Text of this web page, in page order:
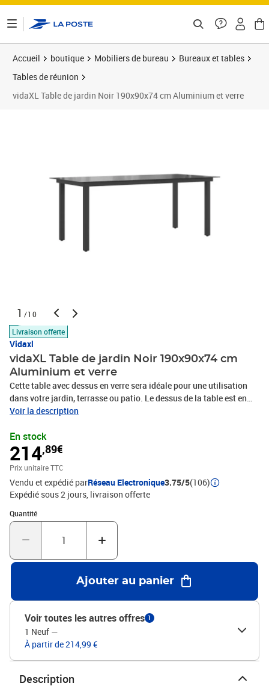
Accueil boutique Mobiliers de bureau
Bureaux et tables
Tables de réunion
vidaXL Table de jardin Noir 190x90x74 cm Aluminium et verre
1 /10
Livraison offerte
Vidaxl
vidaXL Table de jardin Noir 190x90x74 cm
Aluminium et verre
Cette table avec dessus en verre sera idéale pour une utilisation
dans votre jardin, terrasse ou patio. Le dessus de la table est en
verre qui est résistant aux intempéries et facile à nettoyer. Le cadre
robuste et durable. L'assemblage est facile.Couleur : NoirMatériau
de la table : dessus de table en verre + cadre en 100 % aluminium
avec finition enduite de poudreDimensions de la table : 190 x 90 x
74 cm (L x l x H)Résistance aux intempériesAssemblage facile
Voir la description
En stock
214,89€
Prix unitaire TTC
Vendu et expédié parRéseau Electronique3.75/5(106)
Expédié sous 2 jours livraison offerte
Quantité
Quantité : 1
Ajouter au panier
Voir toutes les autres offres 1
1 Neuf —
À partir de 214,99 €
Description